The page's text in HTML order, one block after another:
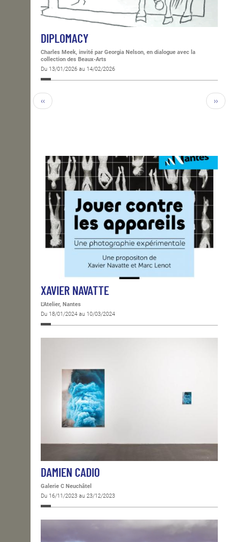
DIPLOMACY
Charles Meek, invité par Georgia Nelson, en dialogue avec la
collection des Beaux-Arts
Du 13/01/2026 au 14/02/2026
‹‹ ››
XAVIER NAVATTE
L'Atelier, Nantes
Du 18/01/2024 au 10/03/2024
DAMIEN CADIO
Galerie C Neuchâtel
Du 16/11/2023 au 23/12/2023